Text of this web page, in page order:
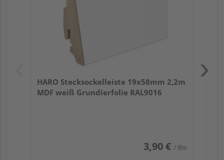
HARO Stecksockelleiste 19x58mm 2,2m
MDF weiß Grundierfolie RAL9016
3,90 € / lfm